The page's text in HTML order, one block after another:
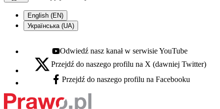
English (EN)
Українська (UA)
Youtube - otwiera się w nowej karcie
Odwiedź nasz kanał w serwisie YouTube
X - otwiera się w nowej karcie
Przejdź do naszego profilu na X (dawniej Twitter)
Facebook - otwiera się w nowej karcie
Przejdź do naszego profilu na Facebooku